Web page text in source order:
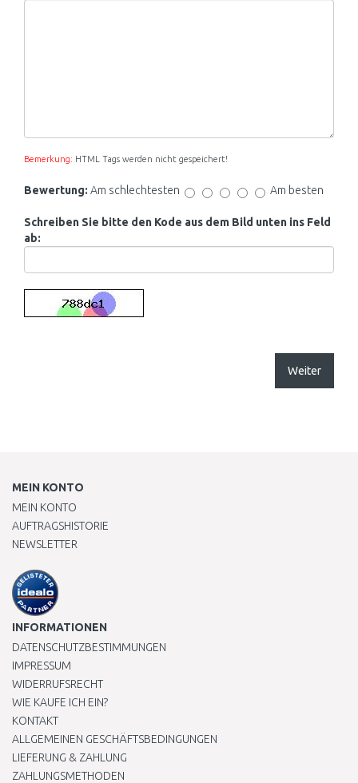
Bemerkung: HTML Tags werden nicht gespeichert!
Bewertung: Am schlechtesten Am besten
Schreiben Sie bitte den Kode aus dem Bild unten ins Feld
ab:
Weiter
MEIN KONTO
MEIN KONTO
AUFTRAGSHISTORIE
NEWSLETTER
INFORMATIONEN
DATENSCHUTZBESTIMMUNGEN
IMPRESSUM
WIDERRUFSRECHT
WIE KAUFE ICH EIN?
KONTAKT
ALLGEMEINEN GESCHÄFTSBEDINGUNGEN
LIEFERUNG & ZAHLUNG
ZAHLUNGSMETHODEN